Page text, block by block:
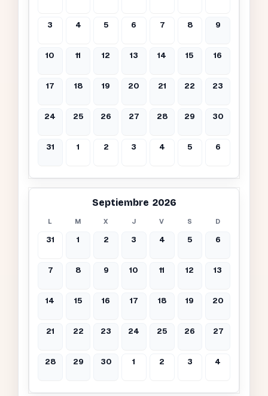
3 4 5 6 7 8 9
10 11 12 13 14 15 16
17 18 19 20 21 22 23
24 25 26 27 28 29 30
31 1 2 3 4 5 6
Septiembre 2026
L M X J V S D
31 1 2 3 4 5 6
7 8 9 10 11 12 13
14 15 16 17 18 19 20
21 22 23 24 25 26 27
28 29 30 1 2 3 4